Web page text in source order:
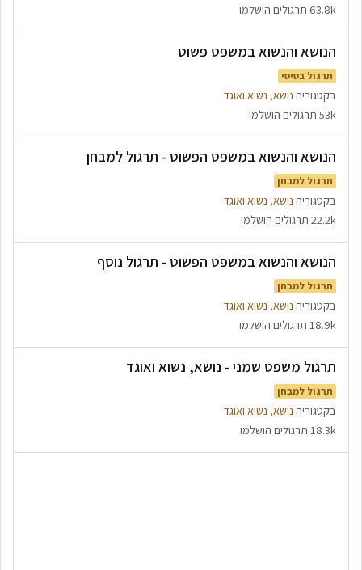
63.8k תרגולים הושלמו
הנושא והנשוא במשפט פשוט
תרגול בסיסי
בקטגוריה נושא, נשוא ואוגד
53k תרגולים הושלמו
הנושא והנשוא במשפט הפשוט - תרגול למבחן
תרגול למבחן
בקטגוריה נושא, נשוא ואוגד
22.2k תרגולים הושלמו
הנושא והנשוא במשפט הפשוט - תרגול נוסף
תרגול למבחן
בקטגוריה נושא, נשוא ואוגד
18.9k תרגולים הושלמו
תרגול משפט שמני - נושא, נשוא ואוגד
תרגול למבחן
בקטגוריה נושא, נשוא ואוגד
18.3k תרגולים הושלמו